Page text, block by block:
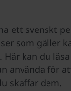
ett svenskt
som gäller
kan du
använda för
skaffar dem.